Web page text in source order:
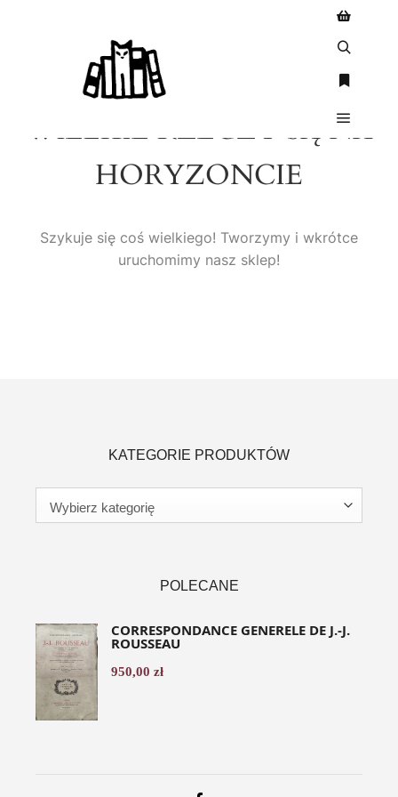
WIELKIE RZECZY SĄ NA
HORYZONCIE
Szykuje się coś wielkiego! Tworzymy i wkrótce
uruchomimy nasz sklep!
KATEGORIE PRODUKTÓW
POLECANE
CORRESPONDANCE GENERELE DE J.-J.
ROUSSEAU
950,00 zł